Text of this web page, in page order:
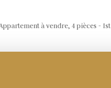
à vendre, 4 pièces -